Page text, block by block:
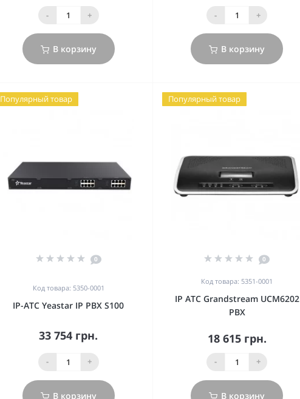
- +
В корзину
- +
В корзину
Популярный товар
0
Код товара: 5350-0001
IP-ATC Yeastar IP PBX S100
33 754 грн.
- +
В корзину
Популярный товар
0
Код товара: 5351-0001
IP АТС Grandstream UCM6202
PBX
18 615 грн.
- +
В корзину